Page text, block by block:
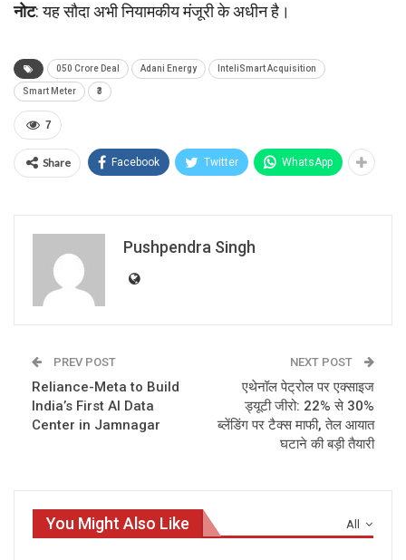
नोट: यह सौदा अभी नियामकीय मंजूरी के अधीन है।
050 Crore Deal Adani Energy InteliSmart Acquisition
Smart Meter ₹3
7
Share Facebook Twitter WhatsApp
Pushpendra Singh
PREV POST
Reliance-Meta to Build
India’s First AI Data
Center in Jamnagar
NEXT POST
एथेनॉल पेट्रोल पर एक्साइज
ड्यूटी जीरो: 22% से 30%
ब्लेंडिंग पर टैक्स माफी, तेल आयात
घटाने की बड़ी तैयारी
All
You Might Also Like